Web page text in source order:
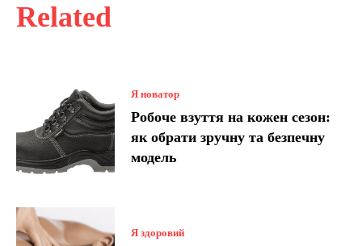
Related
Я новатор
Робоче взуття на кожен сезон:
як обрати зручну та безпечну
модель
Я здоровий